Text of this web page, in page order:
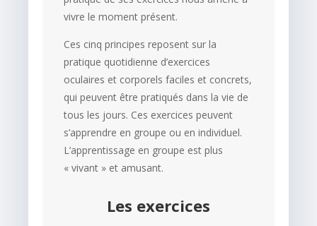
vivre le moment présent.
Ces cinq principes reposent sur la
pratique quotidienne d’exercices
oculaires et corporels faciles et concrets,
qui peuvent être pratiqués dans la vie de
tous les jours. Ces exercices peuvent
s’apprendre en groupe ou en individuel.
L’apprentissage en groupe est plus
« vivant » et amusant.
Les exercices